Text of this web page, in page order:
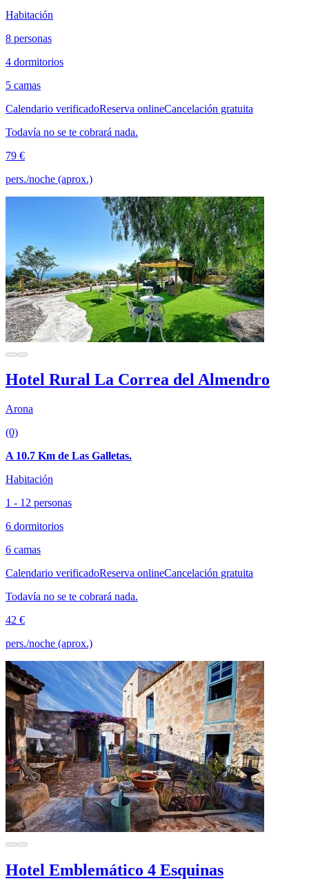
Habitación
8 personas
4 dormitorios
5 camas
Calendario verificadoReserva onlineCancelación gratuita
Todavía no se te cobrará nada.
79 €
pers./noche (aprox.)
Hotel Rural La Correa del Almendro
Arona
(0)
A 10.7 Km de Las Galletas.
Habitación
1 - 12 personas
6 dormitorios
6 camas
Calendario verificadoReserva onlineCancelación gratuita
Todavía no se te cobrará nada.
42 €
pers./noche (aprox.)
Hotel Emblemático 4 Esquinas